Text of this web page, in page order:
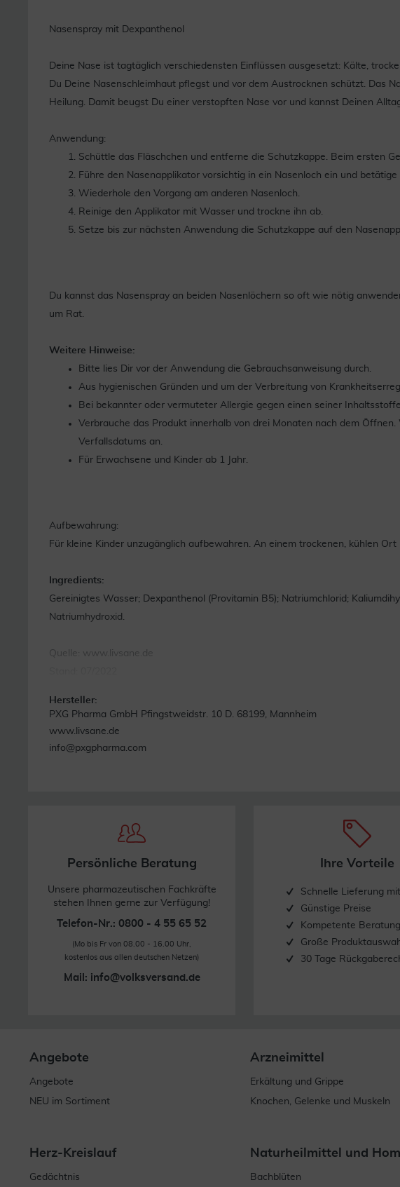
Nasenspray mit Dexpanthenol
Deine Nase ist tagtäglich verschiedensten Einflüssen ausgesetzt: Kälte,
Du Deine Nasenschleimhaut pflegst und vor dem Austrocknen schützt. Das
Heilung. Damit beugst Du einer verstopften Nase vor und kannst Deinen
Anwendung:
Schüttle das Fläschchen und entferne die Schutzkappe. Beim ersten
Führe den Nasenapplikator vorsichtig in ein Nasenloch ein und
Wiederhole den Vorgang am anderen Nasenloch.
Reinige den Applikator mit Wasser und trockne ihn ab.
Setze bis zur nächsten Anwendung die Schutzkappe auf den
Du kannst das Nasenspray an beiden Nasenlöchern so oft wie nötig
um Rat.
Weitere Hinweise:
Bitte lies Dir vor der Anwendung die Gebrauchsanweisung durch.
Aus hygienischen Gründen und um der Verbreitung von
Bei bekannter oder vermuteter Allergie gegen einen seiner
Verbrauche das Produkt innerhalb von drei Monaten nach dem
Verfallsdatums an.
Für Erwachsene und Kinder ab 1 Jahr.
Aufbewahrung:
Für kleine Kinder unzugänglich aufbewahren. An einem trockenen, kühlen
Ingredients:
Gereinigtes Wasser; Dexpanthenol (Provitamin B5); Natriumchlorid;
Natriumhydroxid.
Quelle: www.livsane.de
Hersteller:
PXG Pharma GmbH Pfingstweidstr. 10 D. 68199, Mannheim
www.livsane.de
info@pxgpharma.com
Persönliche Beratung
Unsere pharmazeutischen Fachkräfte
stehen Ihnen gerne zur Verfügung!
Telefon-Nr.: 0800 - 4 55 65 52
(Mo bis Fr von 08.00 - 16.00 Uhr,
kostenlos aus allen deutschen Netzen)
Mail: info@volksversand.de
Ihre Vorteile
Schnelle Lieferung
Günstige Preise
Kompetente Beratung
Große
30 Tage
Angebote
Angebote
NEU im Sortiment
Arzneimittel
Erkältung und Grippe
Knochen, Gelenke und Muskeln
Herz-Kreislauf
Gedächtnis
Naturheilmittel und
Bachblüten